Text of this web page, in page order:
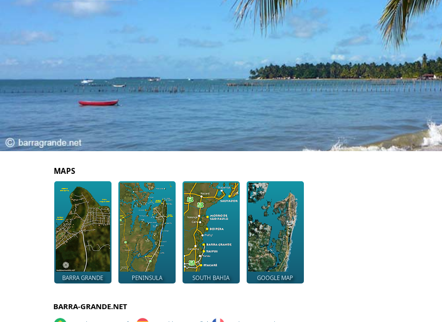
MAPS
BARRA GRANDE PENINSULA SOUTH BAHIA GOOGLE MAP
BARRA-GRANDE.NET